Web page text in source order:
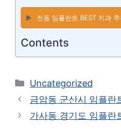
▶️ 전동 임플란트 BEST 치과
Contents
카
테
리
Uncategorized
금암동 군산시 임플란
가사동 경기도 임플란